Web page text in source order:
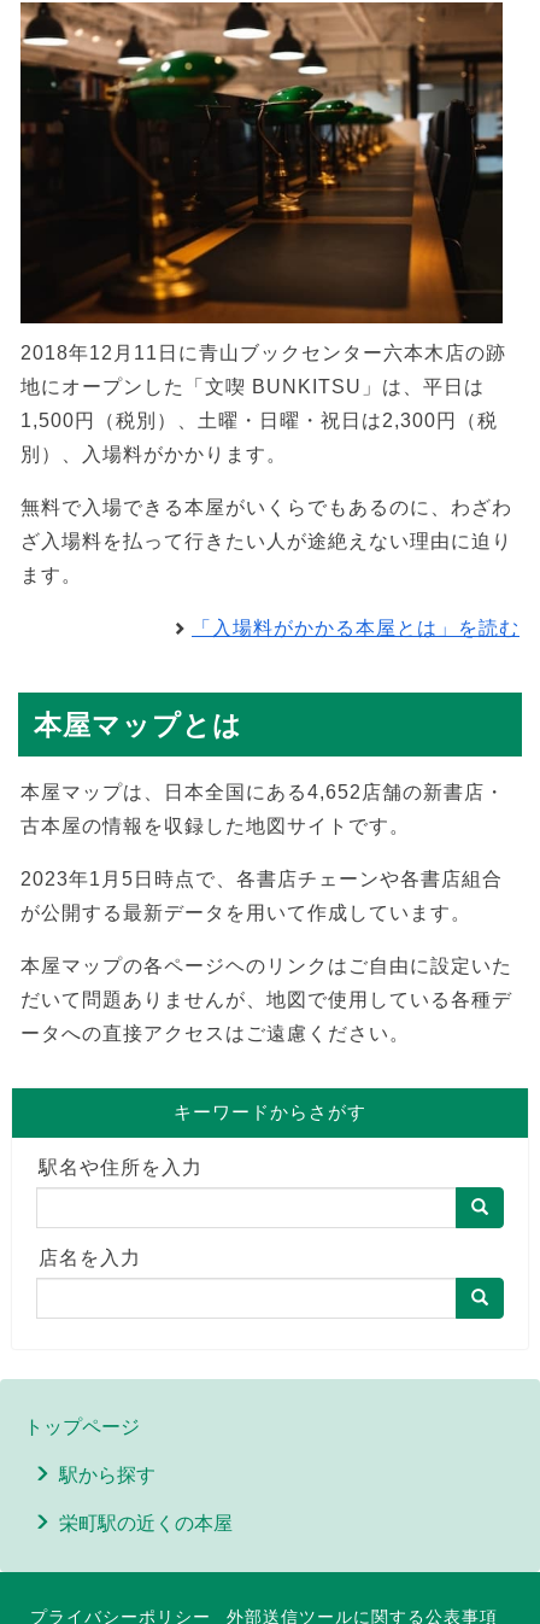
2018年12月11日に青山ブックセンター六本木店の跡
地にオープンした「文喫 BUNKITSU」は、平日は
1,500円（税別）、土曜・日曜・祝日は2,300円（税
別）、入場料がかかります。
無料で入場できる本屋がいくらでもあるのに、わざわ
ざ入場料を払って行きたい人が途絶えない理由に迫り
ます。
「入場料がかかる本屋とは」を読む
本屋マップとは
本屋マップは、日本全国にある4,652店舗の新書店・
古本屋の情報を収録した地図サイトです。
2023年1月5日時点で、各書店チェーンや各書店組合
が公開する最新データを用いて作成しています。
本屋マップの各ページヘのリンクはご自由に設定いた
だいて問題ありませんが、地図で使用している各種デ
ータへの直接アクセスはご遠慮ください。
キーワードからさがす
駅名や住所を入力
店名を入力
トップページ
駅から探す
栄町駅の近くの本屋
プライバシーポリシー 外部送信ツールに関する公表事項